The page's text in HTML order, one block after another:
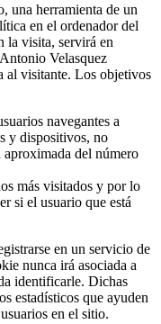
una herramienta de un
en el ordenador del
la visita, servirá en
Velasquez
al visitante. Los objetivos
navegantes a
y dispositivos, no
del número
más visitados y por lo
si el usuario que está
en un servicio de
nunca irá asociada a
identificarle. Dichas
estadísticos que ayuden
en el sitio.